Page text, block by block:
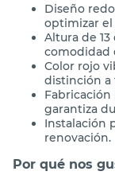
Diseño
optimizar el
Altura de
comodidad
Color rojo
distinción a
garantiza
Instalación
renovación.
Por qué nos